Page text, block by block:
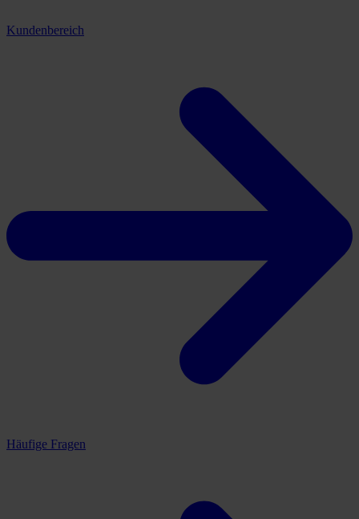
Kundenbereich
Häufige Fragen